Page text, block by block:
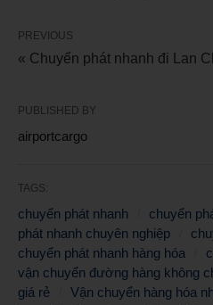
PREVIOUS
« Chuyển phát nhanh đi Lan
PUBLISHED BY
airportcargo
TAGS:
chuyển phát nhanh chuyển
phát nhanh chuyên nghiệp
chuyển phát nhanh hàng hóa
vận chuyển đường hàng không
giá rẻ
Vận chuyển hàng hóa